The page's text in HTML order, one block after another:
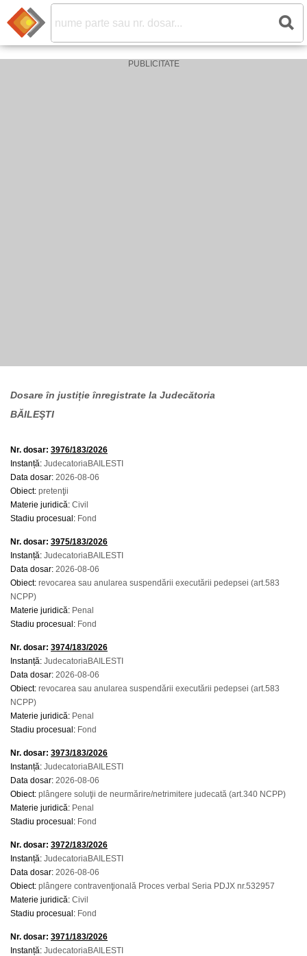
Dosare în justiție înregistrate la Judecătoria
BĂILEŞTI
Nr. dosar: 3976/183/2026
Instanță: JudecatoriaBAILESTI
Data dosar: 2026-08-06
Obiect: pretenţii
Materie juridică: Civil
Stadiu procesual: Fond
Nr. dosar: 3975/183/2026
Instanță: JudecatoriaBAILESTI
Data dosar: 2026-08-06
Obiect: revocarea sau anularea suspendării executării pedepsei (art.583
NCPP)
Materie juridică: Penal
Stadiu procesual: Fond
Nr. dosar: 3974/183/2026
Instanță: JudecatoriaBAILESTI
Data dosar: 2026-08-06
Obiect: revocarea sau anularea suspendării executării pedepsei (art.583
NCPP)
Materie juridică: Penal
Stadiu procesual: Fond
Nr. dosar: 3973/183/2026
Instanță: JudecatoriaBAILESTI
Data dosar: 2026-08-06
Obiect: plângere soluţii de neurmărire/netrimitere judecată (art.340 NCPP)
Materie juridică: Penal
Stadiu procesual: Fond
Nr. dosar: 3972/183/2026
Instanță: JudecatoriaBAILESTI
Data dosar: 2026-08-06
Obiect: plângere contravenţională Proces verbal Seria PDJX nr.532957
Materie juridică: Civil
Stadiu procesual: Fond
Nr. dosar: 3971/183/2026
Instanță: JudecatoriaBAILESTI